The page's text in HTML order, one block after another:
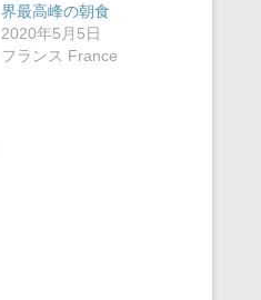
界最高峰の朝食
2020年5月5日
フランス France